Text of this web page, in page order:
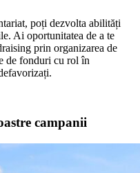
poți dezvolta abilități
Ai oportunitatea de a te
prin organizarea de
de fonduri cu rol în
campanii